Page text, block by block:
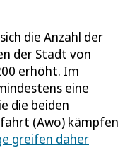
die Anzahl der
der Stadt von
erhöht. Im
eine
die beiden
(Awo) kämpfen
greifen daher